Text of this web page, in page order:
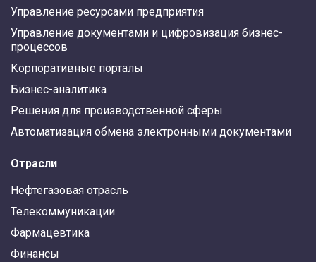
Управление ресурсами предприятия
Управление документами и цифровизация бизнес-
процессов
Корпоративные порталы
Бизнес-аналитика
Решения для производственной сферы
Автоматизация обмена электронными документами
Отрасли
Нефтегазовая отрасль
Телекоммуникации
Фармацевтика
Финансы